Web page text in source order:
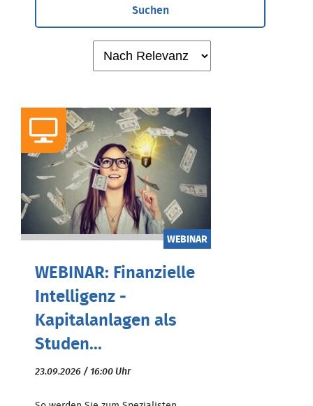
Suchen
WEBINAR
WEBINAR: Finanzielle
Intelligenz -
Kapitalanlagen als
Studen...
23.09.2026 / 16:00 Uhr